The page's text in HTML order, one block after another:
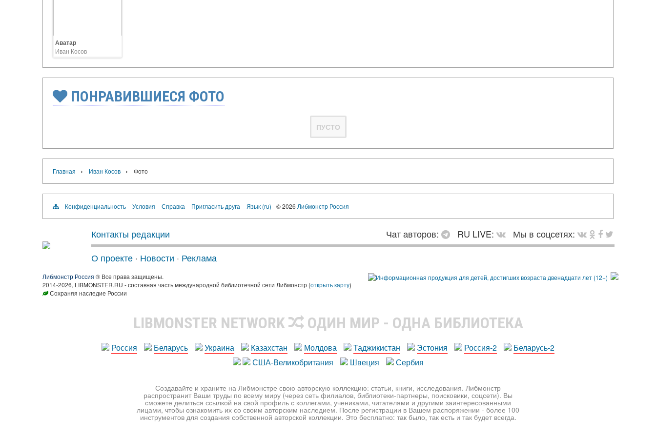
Аватар
Иван Косов
ПОНРАВИВШИЕСЯ ФОТО
ПУСТО
Главная › Иван Косов › Фото
Конфиденциальность Условия Справка Пригласить друга Язык (ru) © 2026 Либмонстр Россия
Контакты редакции Чат авторов: RU LIVE:
Мы в соцсетях:
О проекте · Новости · Реклама
Либмонстр Россия ® Все права защищены.
2014-2026, LIBMONSTER.RU - составная часть международной библиотечной сети Либмонстр (открыть карту)
Сохраняя наследие России
LIBMONSTER NETWORK ОДИН МИР - ОДНА БИБЛИОТЕКА
Россия Беларусь Украина Казахстан Молдова Таджикистан Эстония Россия-2
Беларусь-2
США-Великобритания
Швеция Сербия
Создавайте и храните на Либмонстре свою авторскую коллекцию: статьи, книги, исследования. Либмонстр
распространит Ваши труды по всему миру (через сеть филиалов, библиотеки-партнеры, поисковики, соцсети). Вы
сможете делиться ссылкой на свой профиль с коллегами, учениками, читателями и другими заинтересованными
лицами, чтобы ознакомить их со своим авторским наследием. После регистрации в Вашем распоряжении - более 100
инструментов для создания собственной авторской коллекции. Это бесплатно: так было, так есть и так будет всегда.